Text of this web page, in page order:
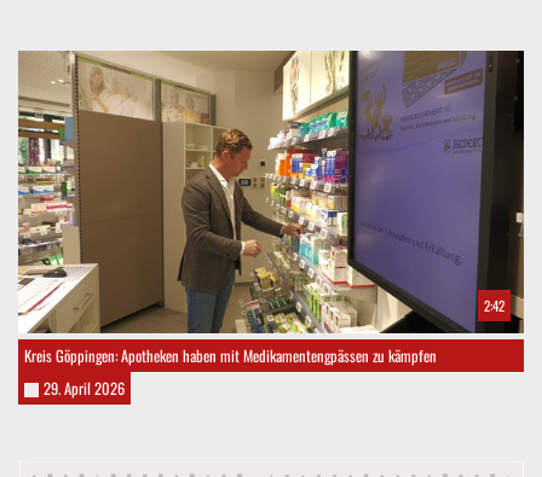
2:42
Kreis Göppingen: Apotheken haben mit Medikamentengpässen zu kämpfen
29. April 2026